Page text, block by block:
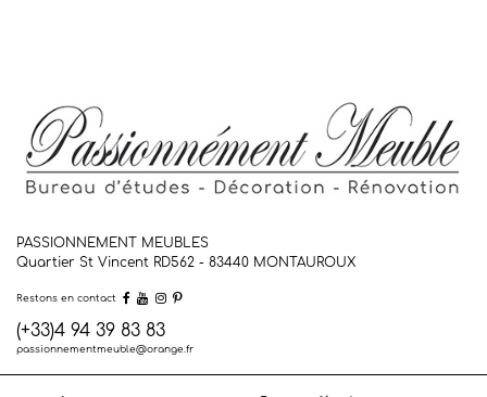
PASSIONNEMENT MEUBLES
Quartier St Vincent RD562 - 83440 MONTAUROUX
Restons en contact
(+33)4 94 39 83 83
passionnementmeuble@orange.fr